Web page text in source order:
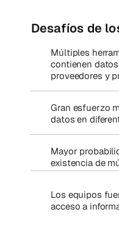
Múltiples
contienen
proveedores y
Gran esfuerzo
datos en
Mayor
existencia de
Los equipos
acceso a
Desafíos de